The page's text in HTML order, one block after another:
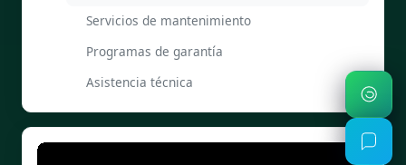
Servicios de mantenimiento
Programas de garantía
Asistencia técnica